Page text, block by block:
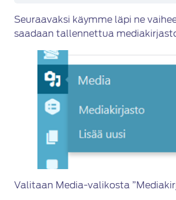
Seuraavaksi käymme läpi ne
saadaan tallennettua
Valitaan Media-valikosta